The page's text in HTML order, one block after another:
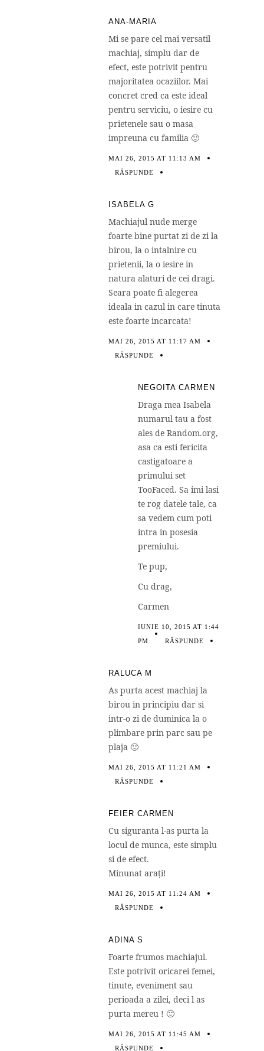
ANA-MARIA
Mi se pare cel mai versatil
machiaj, simplu dar de
efect, este potrivit pentru
majoritatea ocaziilor. Mai
concret cred ca este ideal
pentru serviciu, o iesire cu
prietenele sau o masa
impreuna cu familia 🙂
MAI 26, 2015 AT 11:13 AM
RĂSPUNDE
ISABELA G
Machiajul nude merge
foarte bine purtat zi de zi la
birou, la o intalnire cu
prietenii, la o iesire in
natura alaturi de cei dragi.
Seara poate fi alegerea
ideala in cazul in care tinuta
este foarte incarcata!
MAI 26, 2015 AT 11:17 AM
RĂSPUNDE
NEGOITA CARMEN
Draga mea Isabela
numarul tau a fost
ales de Random.org,
asa ca esti fericita
castigatoare a
primului set
TooFaced. Sa imi lasi
te rog datele tale, ca
sa vedem cum poti
intra in posesia
premiului.
Te pup,
Cu drag,
Carmen
IUNIE 10, 2015 AT 1:44
PM
RĂSPUNDE
RALUCA M
As purta acest machiaj la
birou in principiu dar si
intr-o zi de duminica la o
plimbare prin parc sau pe
plaja 🙂
MAI 26, 2015 AT 11:21 AM
RĂSPUNDE
FEIER CARMEN
Cu siguranta l-as purta la
locul de munca, este simplu
si de efect.
Minunat arați!
MAI 26, 2015 AT 11:24 AM
RĂSPUNDE
ADINA S
Foarte frumos machiajul.
Este potrivit oricarei femei,
tinute, eveniment sau
perioada a zilei, deci l as
purta mereu ! 🙂
MAI 26, 2015 AT 11:45 AM
RĂSPUNDE